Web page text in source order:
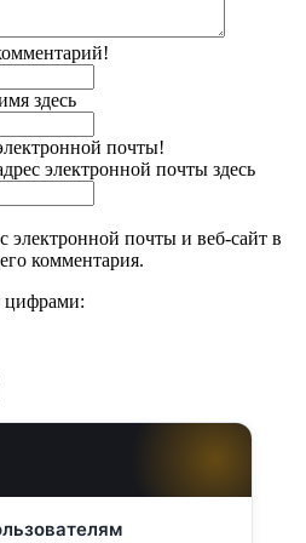
здесь
почты!
электронной почты здесь
электронной почты и веб-сайт в
комментария.
цифрами: